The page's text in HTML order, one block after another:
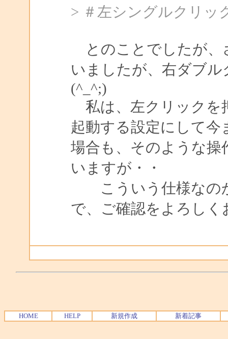
> ＃左シングルクリッ
とのことでしたが、
いましたが、右ダブ
(^_^;)
私は、左クリックを
起動する設定にして
場合も、そのような操
いますが・・
こういう仕様な
で、ご確認をよろしく
HOME HELP 新規作成 新着記事